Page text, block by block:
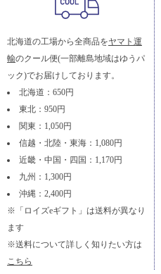
北海道の工場から全商品をヤマト運
輸のクール便(一部離島地域はゆうパ
ック)でお届けしております。
北海道：650円
東北：950円
関東：1,050円
信越・北陸・東海：1,080円
近畿・中国・四国：1,170円
九州：1,300円
沖縄：2,400円
※「ロイズeギフト」は送料が異なり
ます
※送料について詳しく知りたい方は
こちら